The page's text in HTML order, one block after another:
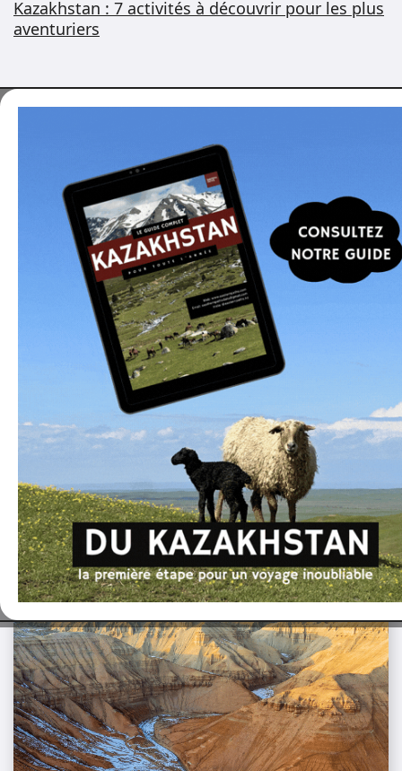
Kazakhstan : 7 activités à découvrir pour les plus
aventuriers
Vous voulez voyager
au Kazakhstan ?
Je peux vous aider à organiser un voyage sur
mesure, ou vous proposer des programmes
optimisés, développés en collaboration avec des
partenaires locaux.
En savoir plus
Dans la même catégorie